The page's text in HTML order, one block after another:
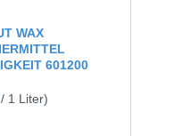
WAX
601200
1 Liter)